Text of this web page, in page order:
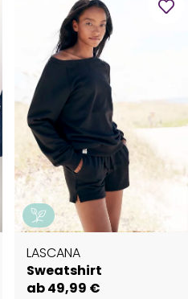
LASCANA
Sweatshirt
ab 49,99 €